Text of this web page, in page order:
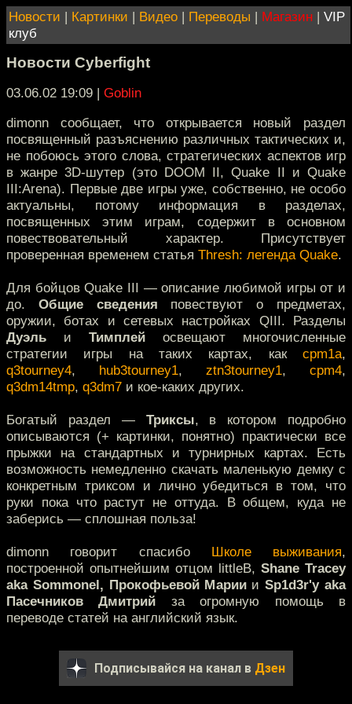
Новости | Картинки | Видео | Переводы | Магазин | VIP
клуб
Новости Сyberfight
03.06.02 19:09 | Goblin
dimonn сообщает, что открывается новый раздел
посвященный разъяснению различных тактических и,
не побоюсь этого слова, стратегических аспектов игр
в жанре 3D-шутер (это DOOM II, Quake II и Quake
III:Arena). Первые две игры уже, собственно, не особо
актуальны, потому информация в разделах,
посвященных этим играм, содержит в основном
повествовательный характер. Присутствует
проверенная временем статья Thresh: легенда Quake.
Для бойцов Quake III — описание любимой игры от и
до. Общие сведения повествуют о предметах,
оружии, ботах и сетевых настройках QIII. Разделы
Дуэль и Тимплей освещают многочисленные
стратегии игры на таких картах, как cpm1a,
q3tourney4, hub3tourney1, ztn3tourney1, cpm4,
q3dm14tmp, q3dm7 и кое-каких других.
Богатый раздел — Триксы, в котором подробно
описываются (+ картинки, понятно) практически все
прыжки на стандартных и турнирных картах. Есть
возможность немедленно скачать маленькую демку с
конкретным триксом и лично убедиться в том, что
руки пока что растут не оттуда. В общем, куда не
заберись — сплошная польза!
dimonn говорит спасибо Школе выживания,
построенной опытнейшим отцом littleB, Shane Tracey
aka Sommonel, Прокофьевой МариииSp1d3r'у аkа
Пасечников Дмитрий за огромную помощь в
переводе статей на английский язык.
Подписывайся на канал в Дзен